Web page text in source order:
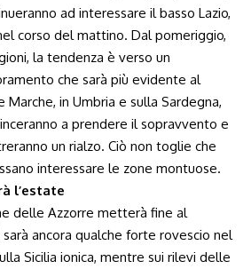
ad interessare il basso Lazio,
corso del mattino. Dal pomeriggio,
la tendenza è verso un
che sarà più evidente al
Marche, in Umbria e sulla Sardegna,
a prendere il sopravvento e
un rialzo. Ciò non toglie che
interessare le zone montuose.
l’estate
delle Azzorre metterà fine al
ancora qualche forte rovescio nel
Sicilia ionica, mentre sui rilevi delle